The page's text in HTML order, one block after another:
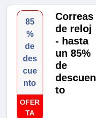
85
%
de
des
cue
nto
OFER
TA
Correas
de reloj
- hasta
un 85%
de
descuen
to